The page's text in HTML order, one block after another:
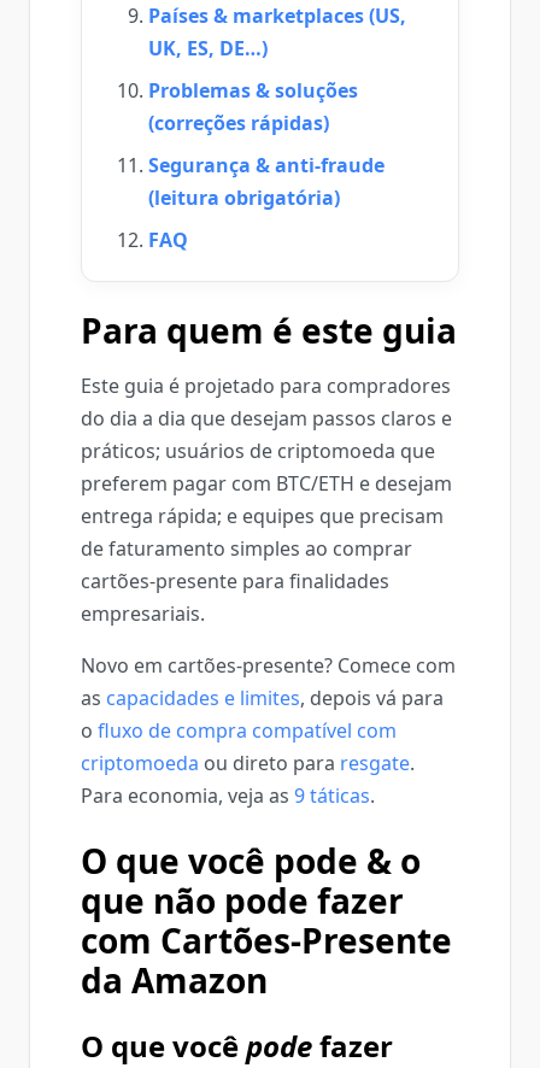
Países & marketplaces (US,
UK, ES, DE…)
Problemas & soluções
(correções rápidas)
Segurança & anti‑fraude
(leitura obrigatória)
FAQ
Para quem é este guia
Este guia é projetado para compradores
do dia a dia que desejam passos claros e
práticos; usuários de criptomoeda que
preferem pagar com BTC/ETH e desejam
entrega rápida; e equipes que precisam
de faturamento simples ao comprar
cartões-presente para finalidades
empresariais.
Novo em cartões-presente? Comece com
as capacidades e limites, depois vá para
o fluxo de compra compatível com
criptomoeda ou direto para resgate.
Para economia, veja as 9 táticas.
O que você pode & o
que não pode fazer
com Cartões-Presente
da Amazon
O que vocêpodefazer